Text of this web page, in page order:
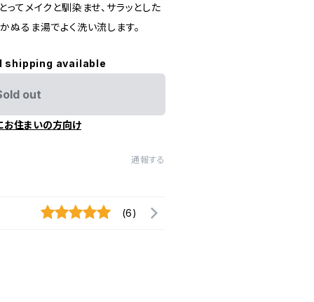
てメイクと馴染ませ、サラッとした
るま湯でよく洗い流します。
shipping available
out
お住まいの方向け
通報する
(6)